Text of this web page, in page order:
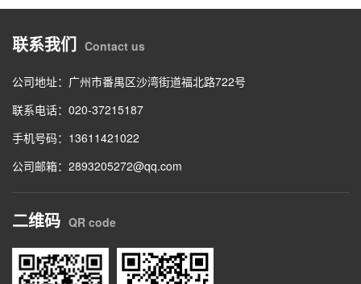
联系我们 Contact us
公司地址：广州市番禺区沙湾街道福北路722号
联系电话：020-37215187
手机号码：13611421022
公司邮箱：2893205272@qq.com
二维码 QR code